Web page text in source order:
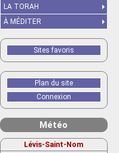
LA TORAH
À MÉDITER
Sites favoris
Plan du site
Connexion
Météo
Lévis-Saint-Nom